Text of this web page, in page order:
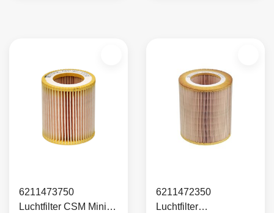
6211473750
Luchtfilter CSM Mini
6211472350
Luchtfilter